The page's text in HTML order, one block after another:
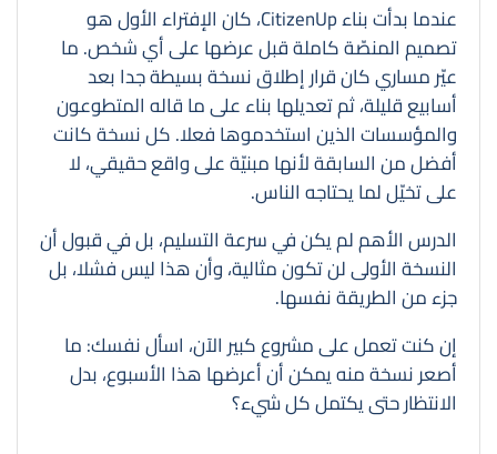
عندما بدأت بناء CitizenUp، كان الإفتراء الأول هو
تصميم المنصّة كاملة قبل عرضها على أي شخص. ما
عيّر مساري كان قرار إطلاق نسخة بسيطة جدا بعد
أسابيع قليلة، ثم تعديلها بناء على ما قاله المتطوعون
والمؤسسات الذين استخدموها فعلا. كل نسخة كانت
أفضل من السابقة لأنها مبنيّة على واقع حقيقي، لا
على تخيّل لما يحتاجه الناس.
الدرس الأهم لم يكن في سرعة التسليم، بل في قبول أن
النسخة الأولى لن تكون مثالية، وأن هذا ليس فشلا، بل
جزء من الطريقة نفسها.
إن كنت تعمل على مشروع كبير الآن، اسأل نفسك: ما
أصعر نسخة منه يمكن أن أعرضها هذا الأسبوع، بدل
الانتظار حتى يكتمل كل شيء؟